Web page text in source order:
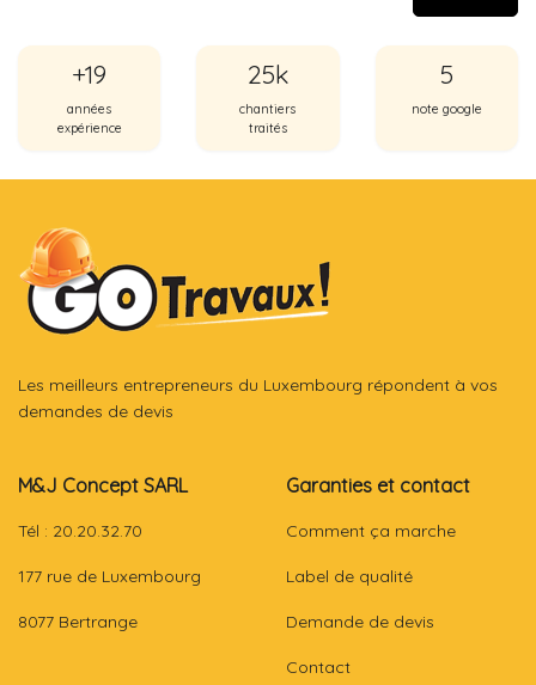
+19
années
expérience
25k
chantiers
traités
5
note google
Les meilleurs entrepreneurs du Luxembourg répondent à vos
demandes de devis
M&J Concept SARL
Tél : 20.20.32.70
177 rue de Luxembourg
8077 Bertrange
Garanties et contact
Comment ça marche
Label de qualité
Demande de devis
Contact